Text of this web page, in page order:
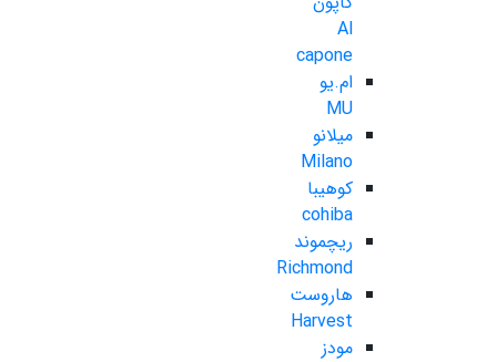
Al
capone
ام.یو
MU
میلانو
Milano
کوهیبا
cohiba
ریچموند
Richmond
هاروست
Harvest
مودز